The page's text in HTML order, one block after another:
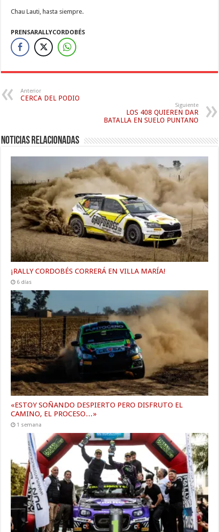
Chau Lauti, hasta siempre.
PRENSARALLYCORDOBÉS
Anterior
CERCA DEL PODIO
Siguiente
LOS 408 QUIEREN DAR
BATALLA EN SUELO PUNTANO
Noticias relacionadas
¡RALLY CORDOBÉS CORRERÁ EN VILLA MARÍA!
6 días
«ESTOY SOÑANDO DESPIERTO PERO DISFRUTO EL
CAMINO, EL PROCESO…»
1 semana